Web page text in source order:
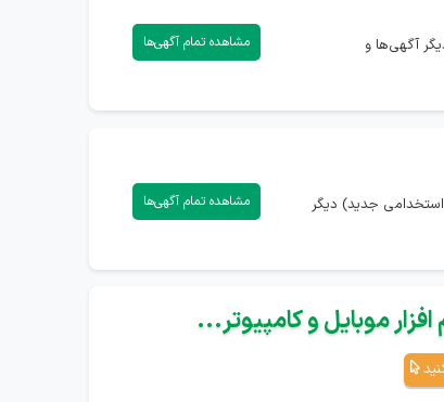
آگهی‌ها و
مشاهده تمام آگهی‌ها
جدید) دیگر
مشاهده تمام آگهی‌ها
موبایل و کامپیوتر...